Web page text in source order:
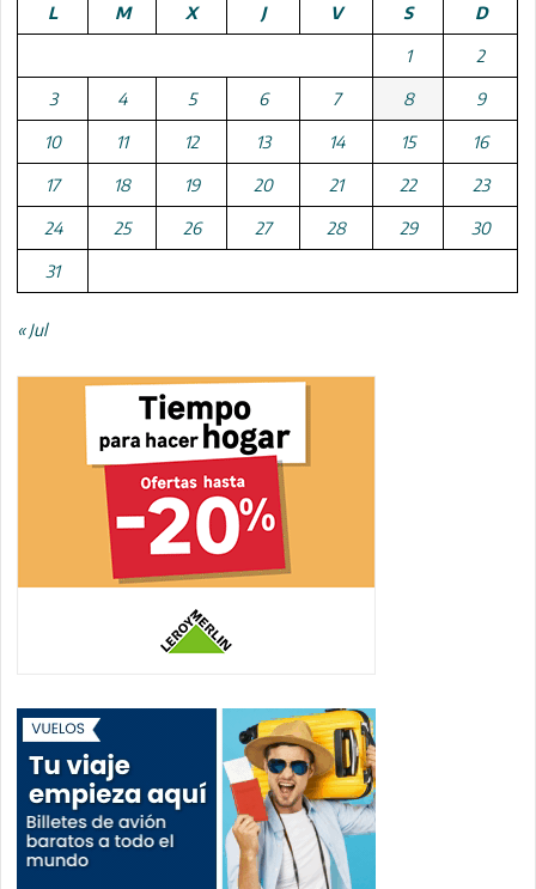
L
M X J V S D
1 2
3 4 5 6 7 8 9
10 11 12 13 14 15 16
17 18 19 20 21 22 23
24 25 26 27 28 29 30
31
« Jul